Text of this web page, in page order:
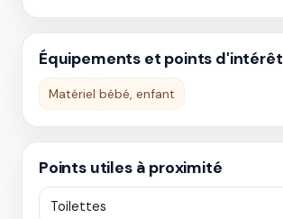
Équipements et points d'intérêt
Matériel bébé, enfant
Points utiles à proximité
Toilettes